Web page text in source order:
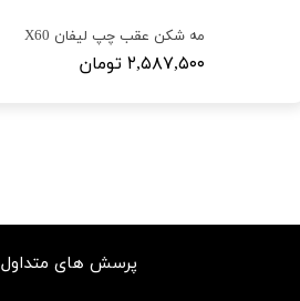
مه شکن عقب چپ لیفان X60
۲,۵۸۷,۵۰۰ تومان
پرسش های متداول